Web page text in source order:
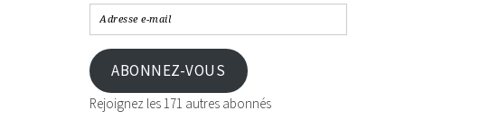
ABONNEZ-VOUS
Rejoignez les 171 autres abonnés